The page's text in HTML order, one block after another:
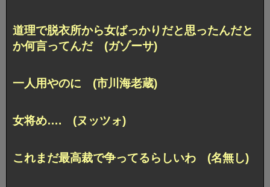
道理で脱衣所から女ばっかりだと思ったんだと
か何言ってんだ (ガゾーサ)
一人用やのに (市川海老蔵)
女将め…. (ヌッツォ)
これまだ最高裁で争ってるらしいわ (名無し)